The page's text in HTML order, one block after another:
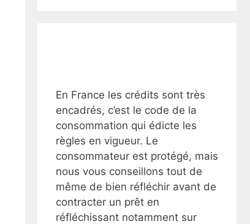
En France les crédits sont très
encadrés, c’est le code de la
consommation qui édicte les
règles en vigueur. Le
consommateur est protégé, mais
nous vous conseillons tout de
même de bien réfléchir avant de
contracter un prêt en
réfléchissant notamment sur